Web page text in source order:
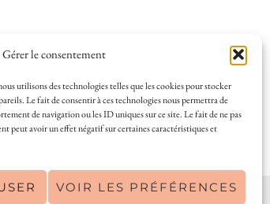
Gérer le consentement
utilisons des technologies telles que les cookies pour stocker
Le fait de consentir à ces technologies nous permettra de
de navigation ou les ID uniques sur ce site. Le fait de ne pas
peut avoir un effet négatif sur certaines caractéristiques et
VOIR LES PRÉFÉRENCES
où je vis depuis plusieurs
et mes meilleures adresses
une locale ? Vous êtes au bon
un·e vrai·e initié·e. !